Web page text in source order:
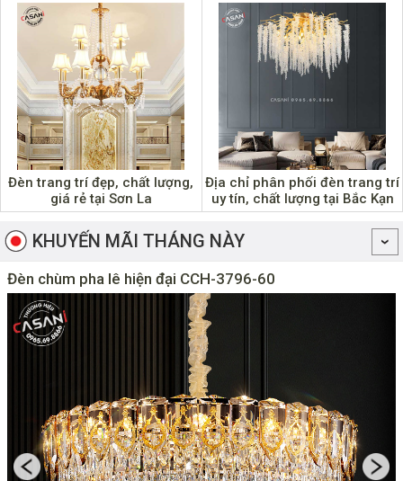
Đèn trang trí đẹp, chất lượng,
giá rẻ tại Sơn La
Địa chỉ phân phối đèn trang trí
uy tín, chất lượng tại Bắc Kạn
KHUYẾN MÃI THÁNG NÀY
Đèn chùm pha lê hiện đại CCH-3796-60